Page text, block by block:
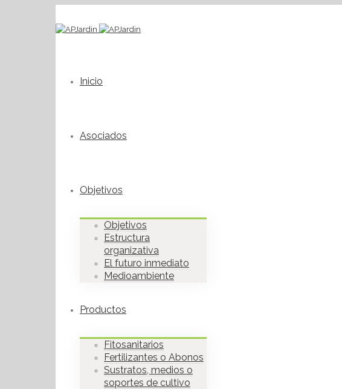
Inicio
Asociados
Objetivos
Objetivos
Estructura
organizativa
El futuro inmediato
Medioambiente
Productos
Fitosanitarios
Fertilizantes o Abonos
Sustratos, medios o
soportes de cultivo